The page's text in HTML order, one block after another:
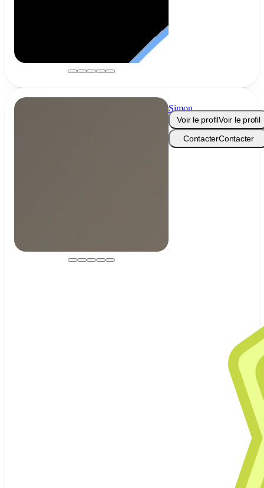
Simon
Heck
Voir le profilVoir le profil
ContacterContacter